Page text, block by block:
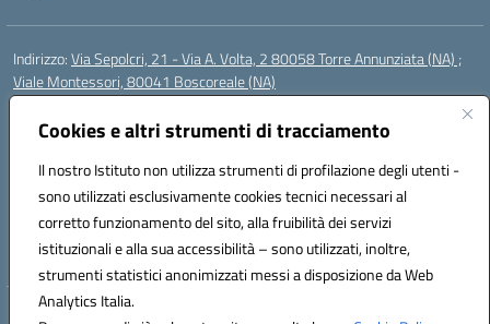
Cookies e altri strumenti di tracciamento
Il nostro Istituto non utilizza strumenti di profilazione degli utenti -
sono utilizzati esclusivamente cookies tecnici necessari al
corretto funzionamento del sito, alla fruibilità dei servizi
istituzionali e alla sua accessibilità – sono utilizzati, inoltre,
strumenti statistici anonimizzati messi a disposizione da Web
Analytics Italia.
Indirizzo:Via Sepolcri, 21 - Via A. Volta, 2 80058 Torre Annunziata (NA) ;
Viale Montessori, 80041 Boscoreale (NA)
Centralino:
Posta elettronica certificata (PEC):nais04100b@pec.istruzione.it
Codice fiscale: 82008750638
Codice meccanografico:NAIS04100B
Codice Indice delle Pubbliche Amministrazioni (IPA): istsc_nais04100b
Codice unico di fatturazione (CUF): UFELOU
Hosting & Powered by 3D Solution S.r.l.